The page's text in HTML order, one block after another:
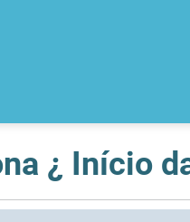
¿ Início